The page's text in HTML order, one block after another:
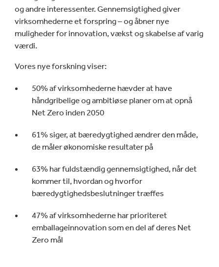
og andre interessenter. Gennemsigtighed giver
virksomhederne et forspring – og åbner nye
muligheder for innovation, vækst og skabelse af varig
værdi.
Vores nye forskning viser:
50% af virksomhederne hævder at have
håndgribelige og ambitiøse planer om at opnå
Net Zero inden 2050
61% siger, at bæredygtighed ændrer den måde,
de måler økonomiske resultater på
63% har fuldstændig gennemsigtighed, når det
kommer til, hvordan og hvorfor
bæredygtighedsbeslutninger træffes
47% af virksomhederne har prioriteret
emballageinnovation som en del af deres Net
Zero mål